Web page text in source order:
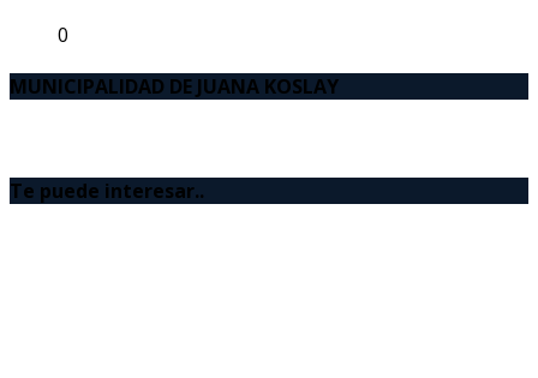
0
MUNICIPALIDAD DE JUANA KOSLAY
Te puede interesar..